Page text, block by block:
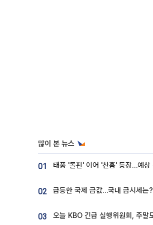
많이 본 뉴스
01
02 급등한 국제 금값…국내 금시세는?
03